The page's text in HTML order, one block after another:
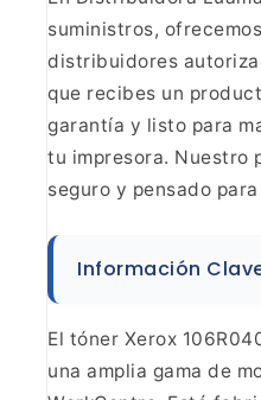
suministros,
distribuidores
que recibes un
garantía y listo para
tu impresora. Nuestro
seguro y pensado
Información
El tóner Xerox
una amplia gama de